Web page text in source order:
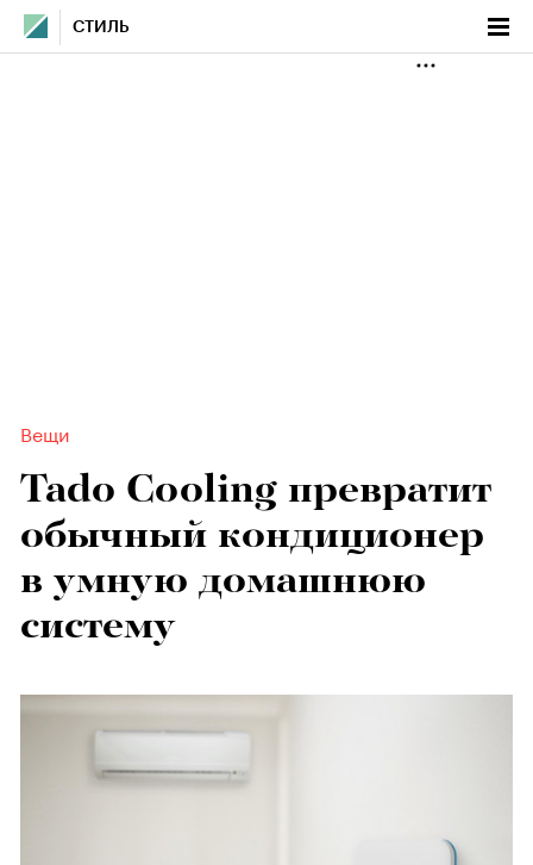
СТИЛЬ
Вещи
Tado Cooling превратит
обычный кондиционер
в умную домашнюю
систему